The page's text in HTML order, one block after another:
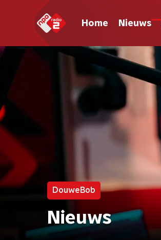
Home Nieuws
DouweBob
Nieuws